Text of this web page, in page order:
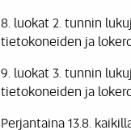
8. luokat 2. tunnin
tietokoneiden ja
9. luokat 3. tunnin
tietokoneiden ja
Perjantaina 13.8.